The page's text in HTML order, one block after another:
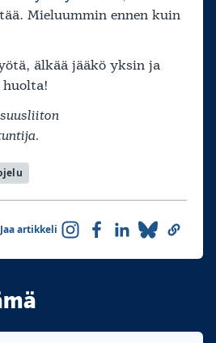
Mieluummin ennen kuin
älkää jääkö yksin ja
Jaa artikkeli